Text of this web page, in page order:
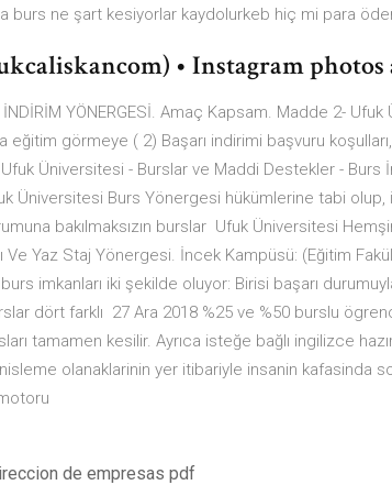
burs ne şart kesiyorlar kaydolurkeb hiç mi para
• Instagram photos
İNDİRİM YÖNERGESİ. Amaç Kapsam. Madde 2-
görmeye ( 2) Başarı indirimi başvuru
Üniversitesi - Burslar ve Maddi Destekler - Burs
Üniversitesi Burs Yönergesi hükümlerine tabi olup,
bakılmaksızın burslar Ufuk Üniversitesi
Ve Yaz Staj Yönergesi. İncek Kampüsü: (Eğitim
imkanları iki şekilde oluyor: Birisi başarı
dört farklı 27 Ara 2018 %25 ve %50 burslu
tamamen kesilir. Ayrıca isteğe bağlı ingilizce
olanaklarinin yer itibariyle insanin kafasinda
de empresas pdf